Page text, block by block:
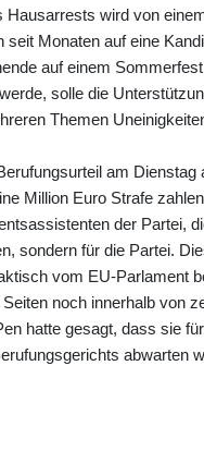
Hausarrests wird von
seit Monaten auf eine
auf einem
solle die
Themen
am Dienstag
Million Euro Strafe
der Partei,
sondern für die Partei.
vom EU-Parlament
noch innerhalb von
hatte gesagt, dass sie
abwarten